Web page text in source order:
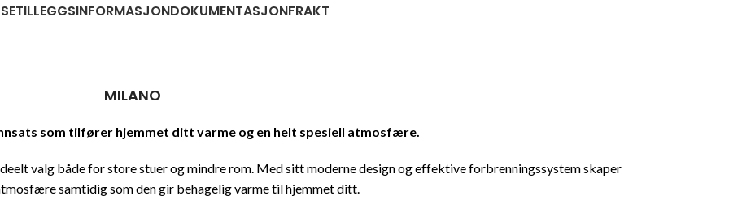
TILLEGGSINFORMASJONDOKUMENTASJONFRAKT
MILANO
som tilfører hjemmet ditt varme og en helt spesiell atmosfære.
valg både for store stuer og mindre rom. Med sitt moderne design og effektive forbrenningssystem skaper
samtidig som den gir behagelig varme til hjemmet ditt.